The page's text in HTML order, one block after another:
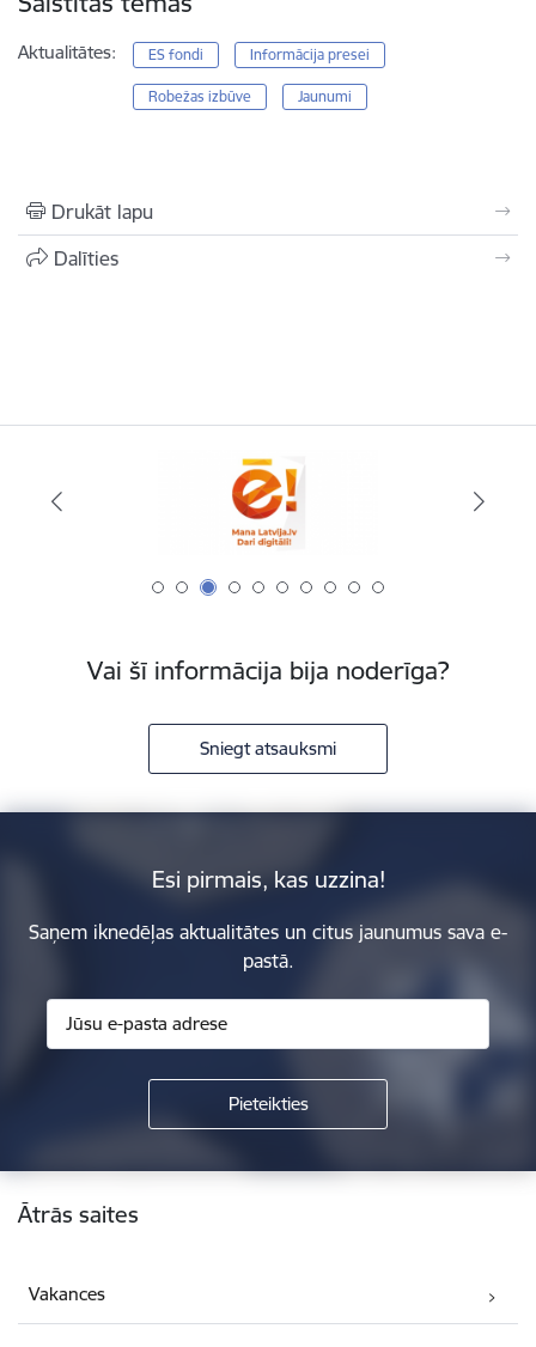
Aktualitātes: ES fondi Informācija presei
Robežas izbūve Jaunumi
Drukāt lapu
Dalīties
Vai šī informācija bija noderīga?
Sniegt atsauksmi
Esi pirmais, kas uzzina!
Saņem iknedēļas aktualitātes un citus jaunumus sava e-
pastā.
Kājene
Ātrās saites
Vakances